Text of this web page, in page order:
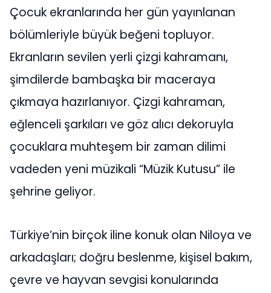
Çocuk ekranlarında her gün yayınlanan
bölümleriyle büyük beğeni topluyor.
Ekranların sevilen yerli çizgi kahramanı,
şimdilerde bambaşka bir maceraya
çıkmaya hazırlanıyor. Çizgi kahraman,
eğlenceli şarkıları ve göz alıcı dekoruyla
çocuklara muhteşem bir zaman dilimi
vadeden yeni müzikali “Müzik Kutusu” ile
şehrine geliyor.
Türkiye’nin birçok iline konuk olan Niloya ve
arkadaşları; doğru beslenme, kişisel bakım,
çevre ve hayvan sevgisi konularında